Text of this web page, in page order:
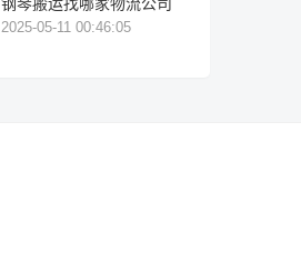
2025-05-11 00:46:05